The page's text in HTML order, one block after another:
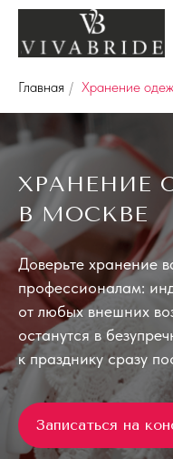
Главная / Хранение
ХРАНЕНИЕ
В МОСКВЕ
Доверьте хранение
профессионалам:
от любых внешних
останутся в
к празднику сразу
Записаться на